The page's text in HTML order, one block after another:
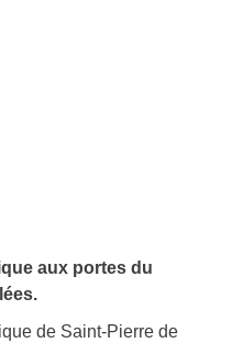
aux portes du
de Saint-Pierre de